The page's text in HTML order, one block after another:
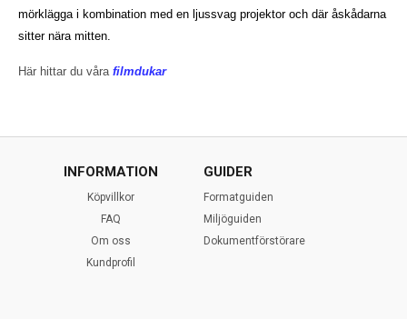
mörklägga i kombination med en ljussvag projektor och där åskådarna
sitter nära mitten.
Här hittar du vårafilmdukar
INFORMATION
Köpvillkor
FAQ
Om oss
Kundprofil
GUIDER
Formatguiden
Miljöguiden
Dokumentförstörare